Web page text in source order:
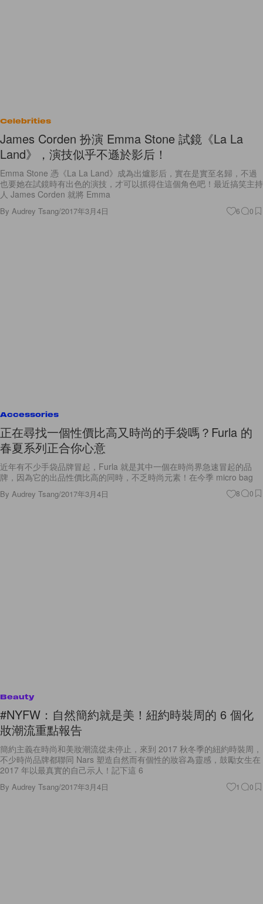
Celebrities
James Corden 扮演 Emma Stone 試鏡《La La
Land》，演技似乎不遜於影后！
Emma Stone 憑《La La Land》成為出爐影后，實在是實至名歸，不過
也要她在試鏡時有出色的演技，才可以抓得住這個角色吧！最近搞笑主持
人 James Corden 就將 Emma
By Audrey Tsang/2017年3月4日 6 0
Accessories
正在尋找一個性價比高又時尚的手袋嗎？Furla 的
春夏系列正合你心意
近年有不少手袋品牌冒起，Furla 就是其中一個在時尚界急速冒起的品
牌，因為它的出品性價比高的同時，不乏時尚元素！在今季 micro bag
By Audrey Tsang/2017年3月4日 8 0
Beauty
#NYFW：自然簡約就是美！紐約時裝周的 6 個化
妝潮流重點報告
簡約主義在時尚和美妝潮流從未停止，來到 2017 秋冬季的紐約時裝周，
不少時尚品牌都聯同 Nars 塑造自然而有個性的妝容為靈感，鼓勵女生在
2017 年以最真實的自己示人！記下這 6
By Audrey Tsang/2017年3月4日 1 0